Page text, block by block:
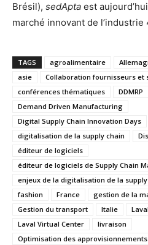
Brésil), sedApta est
marché innovant de l’industrie
TAGS agroalimentaire
asie
Collaboration fournisseurs et
conférences thématiques
DDMRP
Demand Driven Manufacturing
Digital Supply Chain Innovation Days
digitalisation de la supply chain
éditeur de logiciels
éditeur de logiciels de Supply Chain
enjeux de la digitalisation de la
fashion
France
gestion de la
Gestion du transport
Italie Laval
Laval Virtual Center
livraison
Optimisation des